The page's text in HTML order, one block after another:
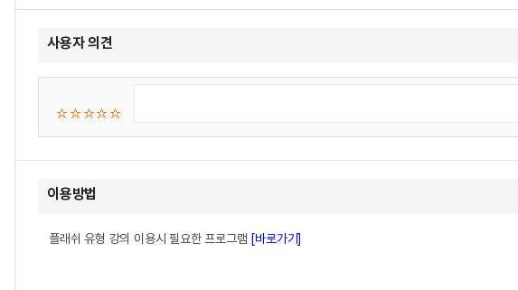
사용자 의견
이용방법
플래쉬 유형 강의 이용시 필요한 프로그램 [바로가기]